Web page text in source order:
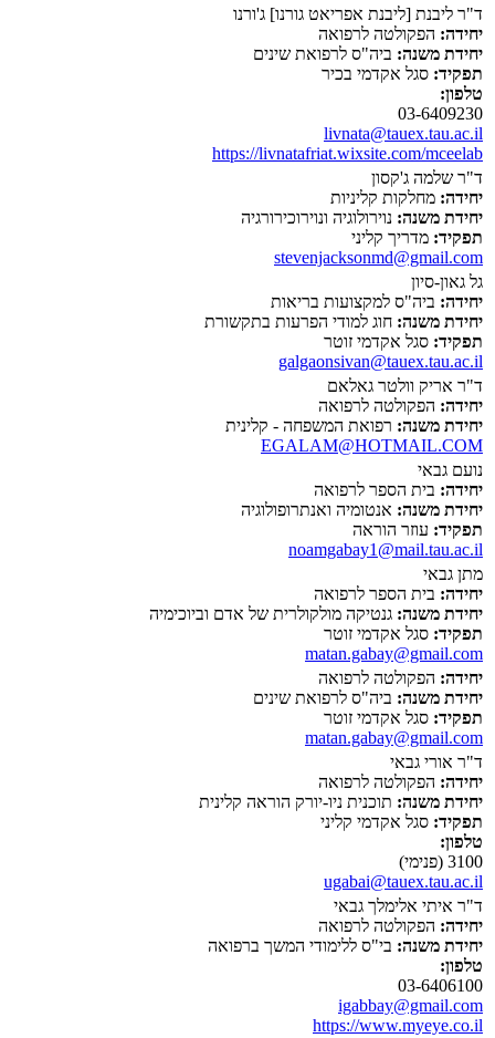
ד"ר ליבנת [ליבנת אפריאט גורנו] ג'ורנו
יחידה: הפקולטה לרפואה
יחידת משנה: ביה"ס לרפואת שינים
תפקיד: סגל אקדמי בכיר
טלפון:
03-6409230
livnata@tauex.tau.ac.il
https://livnatafriat.wixsite.com/mceelab
ד"ר שלמה ג'קסון
יחידה: מחלקות קליניות
יחידת משנה: נוירולוגיה ונוירוכירורגיה
תפקיד: מדריך קליני
stevenjacksonmd@gmail.com
גל גאון-סיון
יחידה: ביה"ס למקצועות בריאות
יחידת משנה: חוג למודי הפרעות בתקשורת
תפקיד: סגל אקדמי זוטר
galgaonsivan@tauex.tau.ac.il
ד"ר אריק וולטר גאלאם
יחידה: הפקולטה לרפואה
יחידת משנה: רפואת המשפחה - קלינית
EGALAM@HOTMAIL.COM
נועם גבאי
יחידה: בית הספר לרפואה
יחידת משנה: אנטומיה ואנתרופולוגיה
תפקיד: עוזר הוראה
noamgabay1@mail.tau.ac.il
מתן גבאי
יחידה: בית הספר לרפואה
יחידת משנה: גנטיקה מולקולרית של אדם וביוכימיה
תפקיד: סגל אקדמי זוטר
matan.gabay@gmail.com
יחידה: הפקולטה לרפואה
יחידת משנה: ביה"ס לרפואת שינים
תפקיד: סגל אקדמי זוטר
matan.gabay@gmail.com
ד"ר אורי גבאי
יחידה: הפקולטה לרפואה
יחידת משנה: תוכנית ניו-יורק הוראה קלינית
תפקיד: סגל אקדמי קליני
טלפון:
3100 (פנימי)
ugabai@tauex.tau.ac.il
ד"ר איתי אלימלך גבאי
יחידה: הפקולטה לרפואה
יחידת משנה: בי"ס ללימודי המשך ברפואה
טלפון:
03-6406100
igabbay@gmail.com
https://www.myeye.co.il